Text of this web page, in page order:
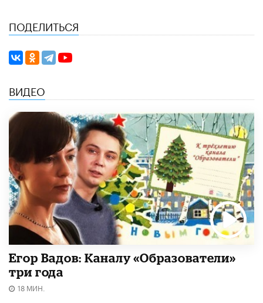
ПОДЕЛИТЬСЯ
ВИДЕО
Егор Вадов: Каналу «Образователи»
три года
18 МИН.